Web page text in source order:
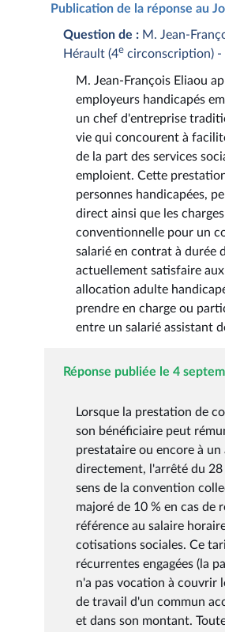
Publication de la réponse au
Question de : M. Jean-
Hérault (4e circonscription) -
M. Jean-François Eliaou
employeurs handicapés
un chef d'entreprise
vie qui concourent à
de la part des services
emploient. Cette
personnes handicapées,
direct ainsi que les
conventionnelle pour un
salarié en contrat à durée
actuellement satisfaire
allocation adulte
prendre en charge ou
entre un salarié assistant
Réponse publiée le 4
Lorsque la prestation de
son bénéficiaire peut
prestataire ou encore à
directement, l'arrêté du 28
sens de la convention
majoré de 10 % en cas de
référence au salaire
cotisations sociales. Ce
récurrentes engagées (la
n'a pas vocation à couvrir
de travail d'un commun
et dans son montant.